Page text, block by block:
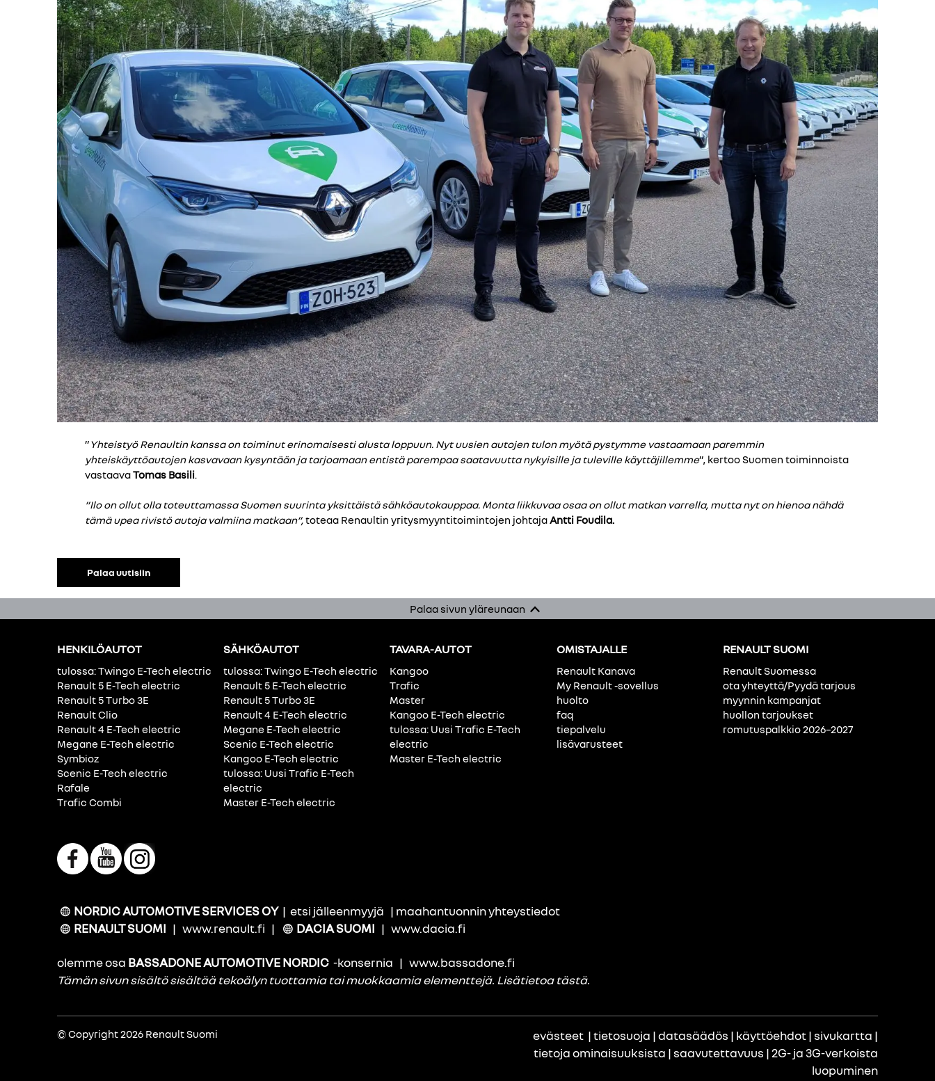
”Yhteistyö Renaultin kanssa on toiminut erinomaisesti alusta loppuun. Nyt uusien autojen tulon myötä pystymme vastaamaan paremmin
yhteiskäyttöautojen kasvavaan kysyntään ja tarjoamaan entistä parempaa saatavuutta nykyisille ja tuleville käyttäjillemme”, kertoo Suomen toiminnoista
vastaavaTomas Basili.
”Ilo on ollut olla toteuttamassa Suomen suurinta yksittäistä sähköautokauppaa. Monta liikkuvaa osaa on ollut matkan varrella, mutta nyt on hienoa nähdä
tämä upea rivistö autoja valmiina matkaan”,toteaa Renaultin yritysmyyntitoimintojen johtajaAntti Foudila.
Palaa uutisiin
Palaa sivun yläreunaan
HENKILÖAUTOT
tulossa: Twingo E-Tech electric
Renault 5 E-Tech electric
Renault 5 Turbo 3E
Renault Clio
Renault 4 E-Tech electric
Megane E-Tech electric
Symbioz
Scenic E-Tech electric
Rafale
Trafic Combi
SÄHKÖAUTOT
tulossa: Twingo E-Tech electric
Renault 5 E-Tech electric
Renault 5 Turbo 3E
Renault 4 E-Tech electric
Megane E-Tech electric
Scenic E-Tech electric
Kangoo E-Tech electric
tulossa: Uusi Trafic E-Tech
electric
Master E-Tech electric
TAVARA-AUTOT
Kangoo
Trafic
Master
Kangoo E-Tech electric
tulossa: Uusi Trafic E-Tech
electric
Master E-Tech electric
OMISTAJALLE
Renault Kanava
My Renault -sovellus
huolto
faq
tiepalvelu
lisävarusteet
RENAULT SUOMI
Renault Suomessa
ota yhteyttä/Pyydä tarjous
myynnin kampanjat
huollon tarjoukset
romutuspalkkio 2026–2027
NORDIC AUTOMOTIVE SERVICES OY | etsi jälleenmyyjä | maahantuonnin yhteystiedot
RENAULT SUOMI | www.renault.fi | DACIA SUOMI | www.dacia.fi
olemme osa BASSADONE AUTOMOTIVE NORDIC -konsernia | www.bassadone.fi
Tämän sivun sisältö sisältää tekoälyn tuottamia tai muokkaamia elementtejä. Lisätietoa tästä.
© Copyright 2026 Renault Suomi evästeet |tietosuoja |datasäädös | käyttöehdot| sivukartta |
tietoja ominaisuuksista | saavutettavuus |2G- ja 3G-verkoista
luopuminen